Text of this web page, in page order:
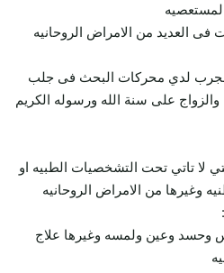
فى العديد من الامراض الروحانيه
لدي محركات البحث فى جلب
والزواج على سنة الله ورسوله الكريم
لا تاتي تحت التشخصيات الطبيه او
وغيرها من الامراض الروحانيه
وحسد وعين ولمسه وغيرها علاج